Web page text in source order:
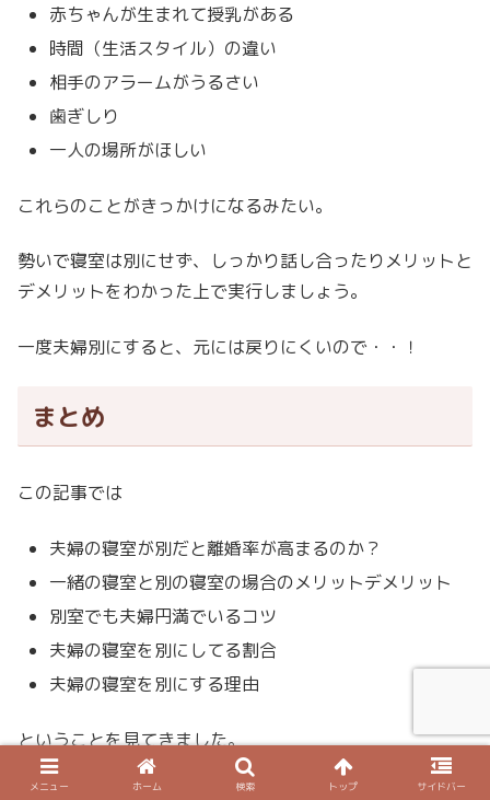
赤ちゃんが生まれて授乳がある
時間（生活スタイル）の違い
相手のアラームがうるさい
歯ぎしり
一人の場所がほしい
これらのことがきっかけになるみたい。
勢いで寝室は別にせず、しっかり話し合ったりメリットと
デメリットをわかった上で実行しましょう。
一度夫婦別にすると、元には戻りにくいので・・！
まとめ
この記事では
夫婦の寝室が別だと離婚率が高まるのか？
一緒の寝室と別の寝室の場合のメリットデメリット
別室でも夫婦円満でいるコツ
夫婦の寝室を別にしてる割合
夫婦の寝室を別にする理由
ということを見てきました。
私の場合、今はまだ夫婦同じ寝室で寝ています。
メニュー ホーム 検索 トップ サイドバー